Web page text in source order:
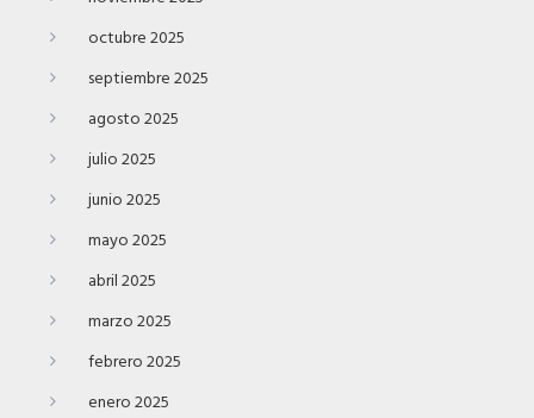
octubre 2025
septiembre 2025
agosto 2025
julio 2025
junio 2025
mayo 2025
abril 2025
marzo 2025
febrero 2025
enero 2025